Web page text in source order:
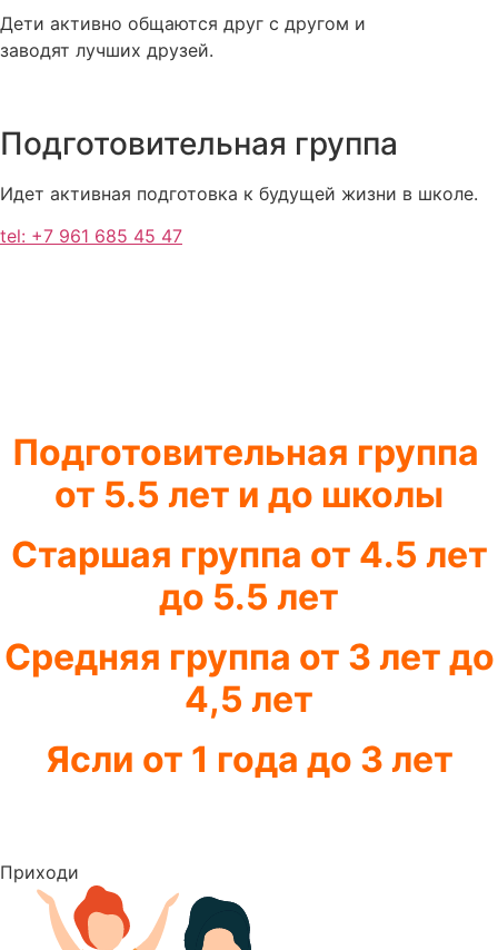
Дети активно общаются друг с другом и
заводят лучших друзей.
Подготовительная группа
Идет активная подготовка к будущей жизни в школе.
tel: +7 961 685 45 47
Подготовительная группа
от 5.5 лет и до школы
Старшая группа от 4.5 лет
до 5.5 лет
Средняя группа от 3 лет до
4,5 лет
Ясли от 1 года до 3 лет
Приходи